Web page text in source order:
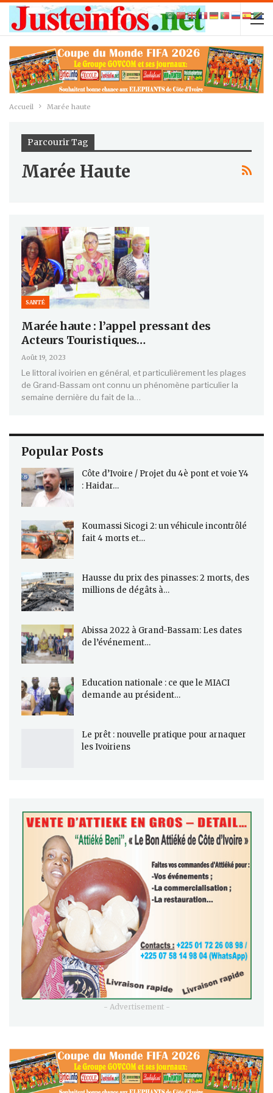
Accueil Marée haute
Parcourir Tag
Marée Haute
SANTÉ
Marée haute : l’appel pressant des
Acteurs Touristiques…
Août 19, 2023
Le littoral ivoirien en général, et particulièrement les plages
de Grand-Bassam ont connu un phénomène particulier la
semaine dernière du fait de la…
Popular Posts
Côte d’Ivoire / Projet du 4è pont et voie Y4
: Haidar…
Koumassi Sicogi 2: un véhicule incontrôlé
fait 4 morts et…
Hausse du prix des pinasses: 2 morts, des
millions de dégâts à…
Abissa 2022 à Grand-Bassam: Les dates
de l’événement…
Education nationale : ce que le MIACI
demande au président…
Le prêt : nouvelle pratique pour arnaquer
les Ivoiriens
- Advertisement -